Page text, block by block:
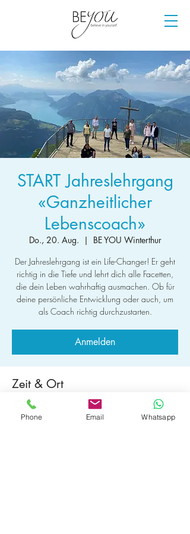
START Jahreslehrgang
«Ganzheitlicher
Lebenscoach»
Do., 20. Aug.
  |
BE YOU Winterthur
Der Jahreslehrgang ist ein Life-Changer! Er geht
richtig in die Tiefe und lehrt dich alle Facetten,
die dein Leben wahrhaftig ausmachen. Ob für
deine persönliche Entwicklung oder auch, um
als Coach richtig durchzustarten.
Anmelden
Zeit & Ort
20. Aug. 2026, 09:00
BE YOU Winterthur, Marktgasse 72, 8400
Phone Email Whatsapp